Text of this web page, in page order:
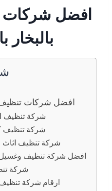
افضل شركات
بالبخار
افضل شركات تنظيف
شركة تنظيف
شركة تنظيف
شركة تنظيف اثاث
افضل شركة تنظيف وغسيل
شركة
ارقام شركة